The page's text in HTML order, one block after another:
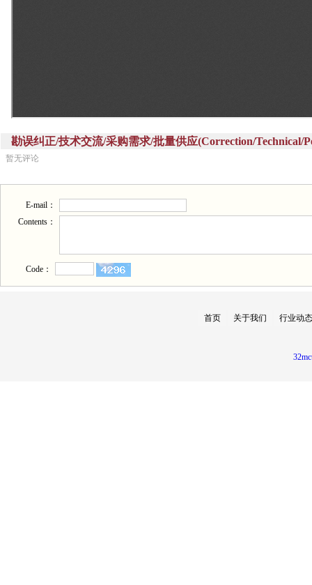
勘误纠正/技术交流/采购需求/批量供应(Correction/Technical/
暂无评论
E-mail：
Contents：
Code：
首页 关于我们 行业动态